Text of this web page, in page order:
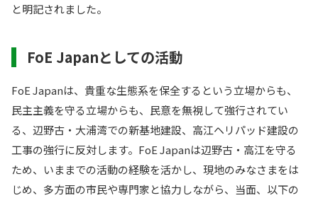
と明記されました。
FoE Japanとしての活動
FoE Japanは、貴重な生態系を保全するという立場からも、
民主主義を守る立場からも、民意を無視して強行されてい
る、辺野古・大浦湾での新基地建設、高江ヘリパッド建設の
工事の強行に反対します。FoE Japanは辺野古・高江を守る
ため、いままでの活動の経験を活かし、現地のみなさまをは
じめ、多方面の市民や専門家と協力しながら、当面、以下の